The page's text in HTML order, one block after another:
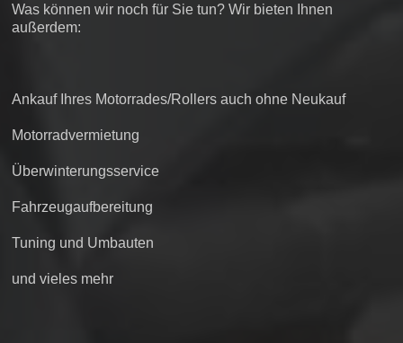
Was können wir noch für Sie tun? Wir bieten Ihnen
außerdem:
Ankauf Ihres Motorrades/Rollers auch ohne Neukauf
Motorradvermietung
Überwinterungsservice
Fahrzeugaufbereitung
Tuning und Umbauten
und vieles mehr